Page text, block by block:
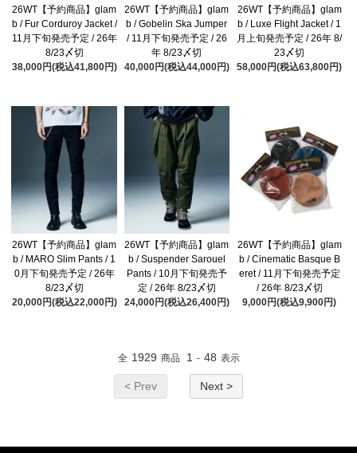
26WT【予約商品】glam
b / Fur Corduroy Jacket /
11月下旬発売予定 / 26年
8/23〆切
38,000円(税込41,800円)
26WT【予約商品】glam
b / Gobelin Ska Jumper
/ 11月下旬発売予定 / 26
年 8/23〆切
40,000円(税込44,000円)
26WT【予約商品】glam
b / Luxe Flight Jacket / 1
月上旬発売予定 / 26年 8/
23〆切
58,000円(税込63,800円)
26WT【予約商品】glam
b / MARO Slim Pants / 1
0月下旬発売予定 / 26年
8/23〆切
20,000円(税込22,000円)
26WT【予約商品】glam
b / Suspender Sarouel
Pants / 10月下旬発売予
定 / 26年 8/23〆切
24,000円(税込26,400円)
26WT【予約商品】glam
b / Cinematic Basque B
eret / 11月下旬発売予定
/ 26年 8/23〆切
9,000円(税込9,900円)
全 1929 商品 1 - 48 表示
< Prev Next >